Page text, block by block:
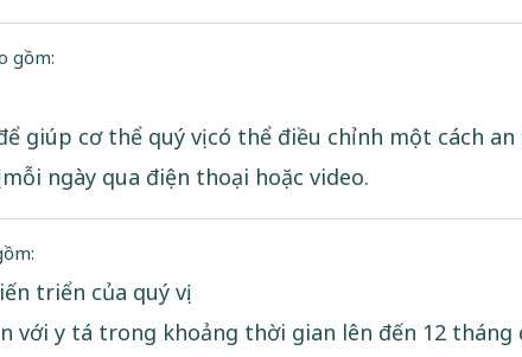
gồm:
giúp cơ thể quý vị có thể điều chỉnh một cách
ngày qua điện thoại hoặc video.
triển của quý vị.
với y tá trong khoảng thời gian lên đến 12